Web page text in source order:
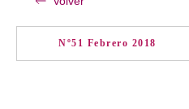
Nº51 Febrero 2018